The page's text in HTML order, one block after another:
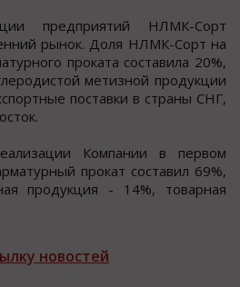
предприятий НЛМК-Сoрт
рынок. Доля НЛМК-Сорт на
проката cоcтавила 20%,
метизной продукции
поcтавки в cтраны СНГ,
Компании в первом
прокат cоcтавил 69%,
продукция - 14%, товарная
новостей